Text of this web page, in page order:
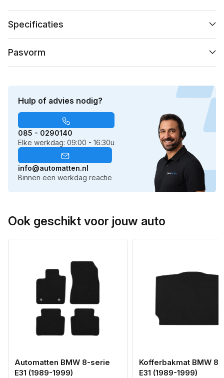
Specificaties
Pasvorm
Hulp of advies nodig?
085 - 0290140
Elke werkdag: 09:00 - 16:30u
info@automatten.nl
Binnen een werkdag reactie
Ook geschikt voor jouw auto
Automatten BMW 8-serie
E31 (1989-1999)
Kofferbakmat BMW
E31 (1989-1999)